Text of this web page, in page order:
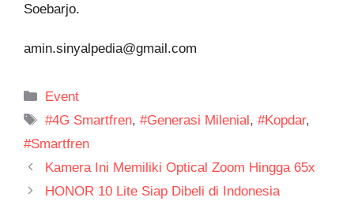
Soebarjo.
amin.sinyalpedia@gmail.com
Kategori
Event
Tag
#4G Smartfren,#Generasi Milenial,#Kopdar,
#Smartfren
Kamera Ini Memiliki Optical Zoom Hingga 65x
HONOR 10 Lite Siap Dibeli di Indonesia